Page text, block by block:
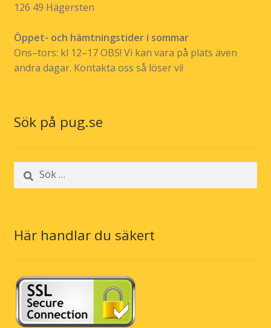
126 49 Hägersten
Öppet- och hämtningstider i sommar
Ons–tors: kl 12–17 OBS! Vi kan vara på plats även
andra dagar. Kontakta oss så löser vi!
Sök på pug.se
Sök
efter:
Här handlar du säkert